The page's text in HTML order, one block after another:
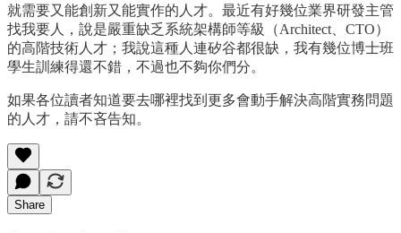
就需要又能創新又能實作的人才。最近有好幾位業界研發主管
找我要人，說是嚴重缺乏系統架構師等級（Architect、CTO）
的高階技術人才；我說這種人連矽谷都很缺，我有幾位博士班
學生訓練得還不錯，不過也不夠你們分。
如果各位讀者知道要去哪裡找到更多會動手解決高階實務問題
的人才，請不吝告知。
Share